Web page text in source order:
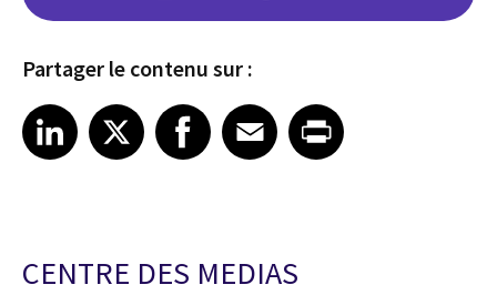
Partager le contenu sur :
Share on LinkedIn
LinkedIn
Share on X Share on Facebook
Facebook
Share on EmailEmailShare on Print
CENTRE DES MEDIAS